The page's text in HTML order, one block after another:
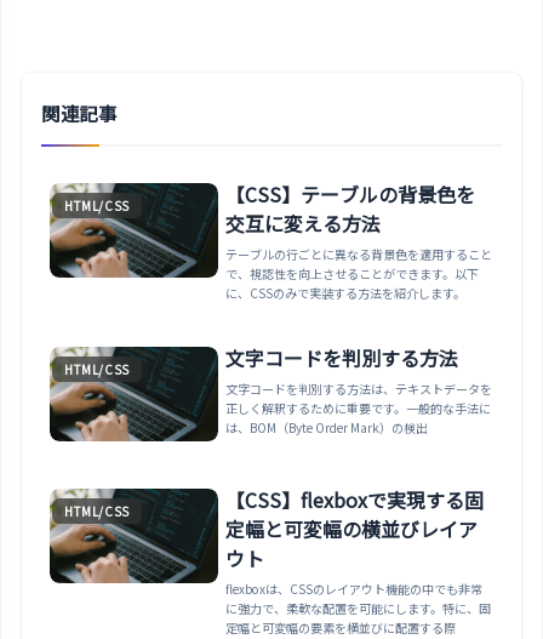
関連記事
HTML/CSS
【CSS】テーブルの背景色を
交互に変える方法
テーブルの行ごとに異なる背景色を適用すること
で、視認性を向上させることができます。以下
に、CSSのみで実装する方法を紹介します。
HTML/CSS 文字コードを判別する方法
文字コードを判別する方法は、テキストデータを
正しく解釈するために重要です。一般的な手法に
は、BOM（Byte Order Mark）の検出
HTML/CSS
【CSS】flexboxで実現する固
定幅と可変幅の横並びレイア
ウト
flexboxは、CSSのレイアウト機能の中でも非常
に強力で、柔軟な配置を可能にします。特に、固
定幅と可変幅の要素を横並びに配置する際